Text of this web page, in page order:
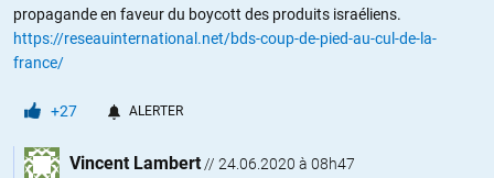
propagande en faveur du boycott des produits israéliens.
https://reseauinternational.net/bds-coup-de-pied-au-cul-de-la-
france/
+27 ALERTER
Vincent Lambert // 24.06.2020 à 08h47